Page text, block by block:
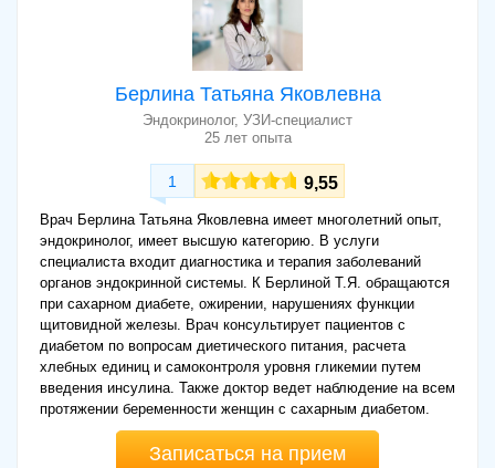
Берлина Татьяна Яковлевна
Эндокринолог, УЗИ-специалист
25 лет опыта
1 9,55
Врач Берлина Татьяна Яковлевна имеет многолетний опыт,
эндокринолог, имеет высшую категорию. В услуги
специалиста входит диагностика и терапия заболеваний
органов эндокринной системы. К Берлиной Т.Я. обращаются
при сахарном диабете, ожирении, нарушениях функции
щитовидной железы. Врач консультирует пациентов с
диабетом по вопросам диетического питания, расчета
хлебных единиц и самоконтроля уровня гликемии путем
введения инсулина. Также доктор ведет наблюдение на всем
протяжении беременности женщин с сахарным диабетом.
Записаться на прием